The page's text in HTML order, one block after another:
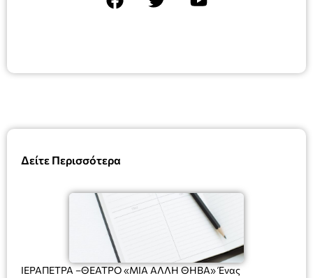
Δείτε Περισσότερα
ΙΕΡΑΠΕΤΡΑ –ΘΕΑΤΡΟ «ΜΙΑ ΑΛΛΗ ΘΗΒΑ» Ένας